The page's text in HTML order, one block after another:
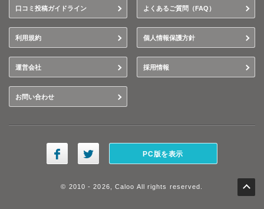
口コミ投稿ガイドライン よくあるご質問（FAQ）
利用規約 個人情報保護方針
運営会社 採用情報
お問い合わせ
PC版を表示
© 2010 - 2026, Caloo All rights reserved.